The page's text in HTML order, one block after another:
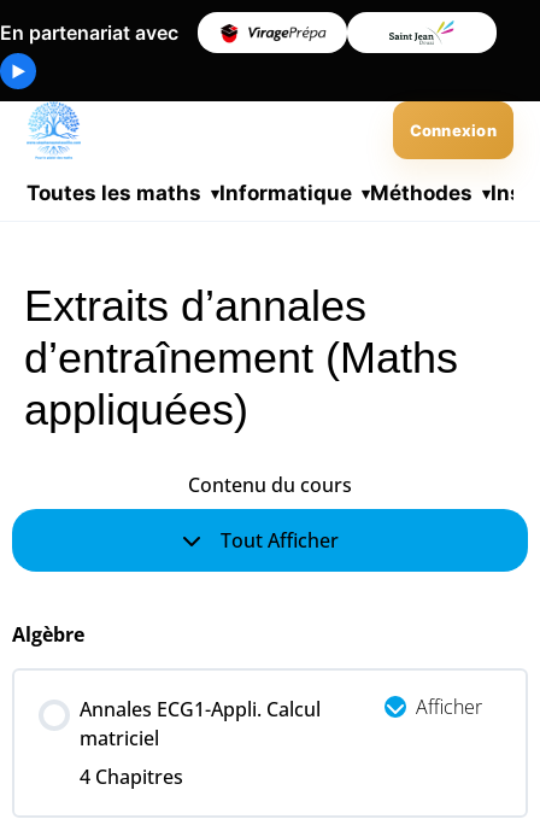
En partenariat avec
▶
Toutes les maths Informatique Méthodes
Connexion
Extraits d’annales
d’entraînement (Maths
appliquées)
Contenu du cours
Tout Afficher
Algèbre
Annales ECG1-Appli. Calcul
matriciel
4 Chapitres
Afficher